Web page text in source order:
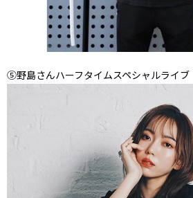
⑤野島さんハーフタイムスペシャルライブ